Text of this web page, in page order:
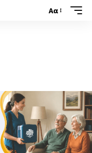
Font
Αα